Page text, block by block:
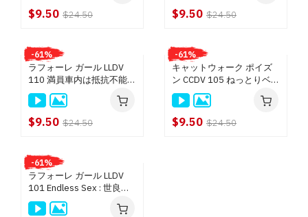
Queen 8 (DVD) $9.50
魁☆（さきがけ） (DVD) $9.50
ワンピース (DVD) $9.50
ホットクリーム (DVD) $9.50
DoBaDAM (DVD) $9.50
Hunter (DVD) $9.50
ツルヒメ, TTS, マダム, グッドマウンテン, マツエンター
テインメント (DVD) $9.50
桃娘 (DVD) $8.50
ジョイデル (DVD) $6.50
か競い合ってごらん～ : 七
海なな, 世良あさか
$9.50 $24.50 $9.50 $24.50
-61%
ラフォーレ ガール LLDV
110 満員車内は抵抗不能
バス痴漢 : 世良あさか
$9.50 $24.50
-61%
キャットウォーク ポイズ
ン CCDV 105 ねっとりベロ
チュー、みっちりセック
ス 絡み合う舌 : 世良あさ
か
$9.50 $24.50
-61%
ラフォーレ ガール LLDV
101 Endless Sex : 世良あ
さか